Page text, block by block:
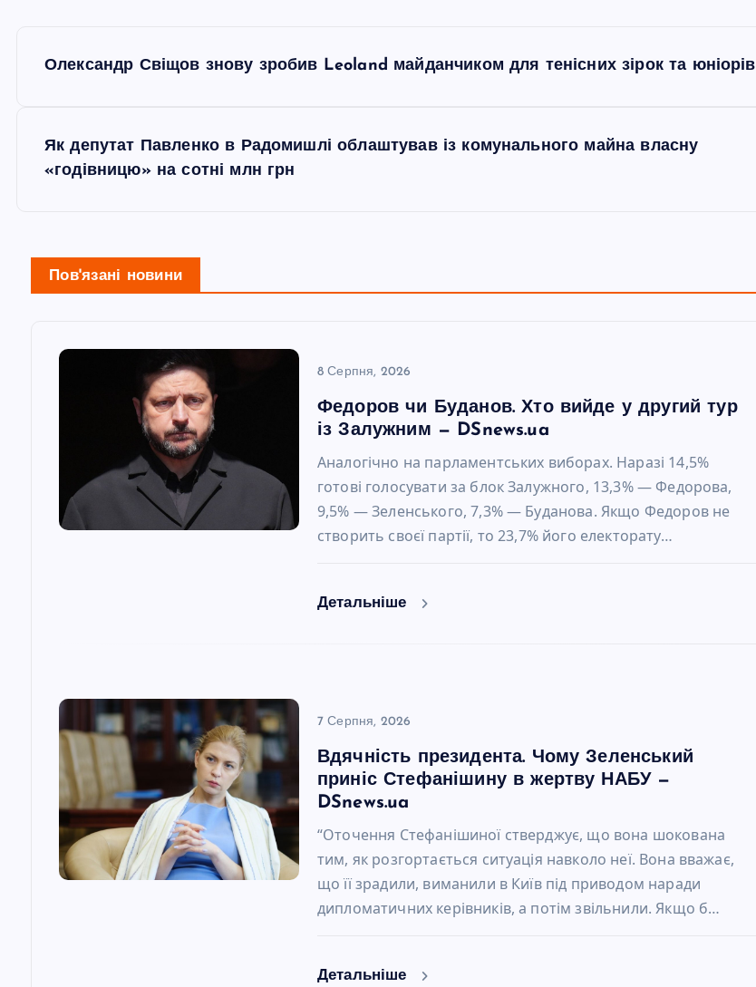
Н
г
а
Олександр Свіщов знову зробив Leoland майданчиком для тенісних зірок та юніорів
Як депутат Павленко в Радомишлі облаштував із комунального майна власну
«годівницю» на сотні млн грн
Пов'язані новини
8 Серпня, 2026
Федоров чи Буданов. Хто вийде у другий тур
із Залужним — DSnews.ua
Аналогічно на парламентських виборах. Наразі 14,5%
готові голосувати за блок Залужного, 13,3% — Федорова,
9,5% — Зеленського, 7,3% — Буданова. Якщо Федоров не
створить своєї партії, то 23,7% його електорату…
Детальніше
7 Серпня, 2026
Вдячність президента. Чому Зеленський
приніс Стефанішину в жертву НАБУ —
DSnews.ua
“Оточення Стефанішиної стверджує, що вона шокована
тим, як розгортається ситуація навколо неї. Вона вважає,
що її зрадили, виманили в Київ під приводом наради
дипломатичних керівників, а потім звільнили. Якщо б…
Детальніше